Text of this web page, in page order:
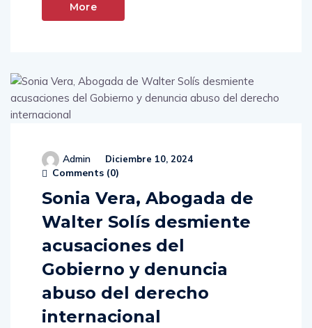
More
Admin Diciembre 10, 2024
Comments (0)
Sonia Vera, Abogada de
Walter Solís desmiente
acusaciones del
Gobierno y denuncia
abuso del derecho
internacional